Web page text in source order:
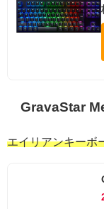
GravaStar
エイリアンキーボ